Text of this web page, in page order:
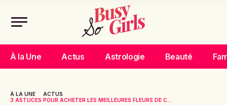
À la Une Actus Astrologie Beauté
À LA UNE
ACTUS
3 ASTUCES POUR ACHETER LES MEILLEURES FLEURS DE C...